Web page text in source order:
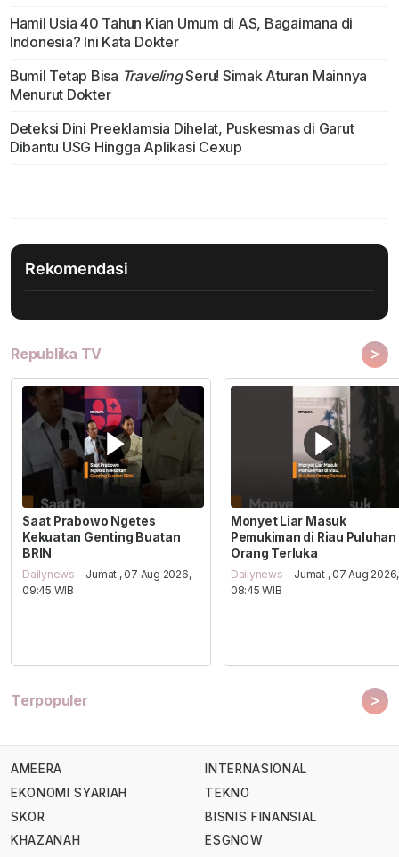
Hamil Usia 40 Tahun Kian Umum di AS, Bagaimana di
Indonesia? Ini Kata Dokter
Bumil Tetap Bisa TravelingSeru! Simak Aturan Mainnya
Menurut Dokter
Deteksi Dini Preeklamsia Dihelat, Puskesmas di Garut
Dibantu USG Hingga Aplikasi Cexup
Rekomendasi
Republika TV >
Saat Prabowo Ngetes
Kekuatan Genting Buatan
BRIN
Dailynews - Jumat , 07 Aug 2026,
09:45 WIB
Monyet Liar Masuk
Pemukiman di Riau Puluhan
Orang Terluka
Dailynews - Jumat , 07 Aug 2026,
08:45 WIB
Terpopuler >
AMEERA
EKONOMI SYARIAH
SKOR
KHAZANAH
INTERNASIONAL
TEKNO
BISNIS FINANSIAL
ESGNOW